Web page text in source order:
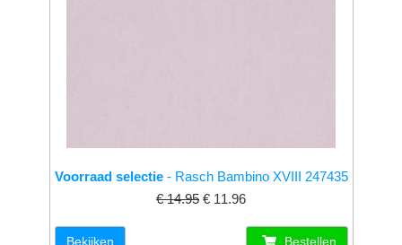
Voorraad selectie- Rasch Bambino XVIII 247435
€ 14.95 € 11.96
Bekijken Bestellen